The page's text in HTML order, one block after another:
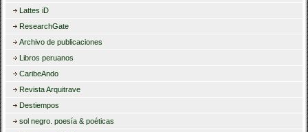
Lattes iD
ResearchGate
Archivo de publicaciones
Libros peruanos
CaribeAndo
Revista Arquitrave
Destiempos
sol negro. poesía & poéticas